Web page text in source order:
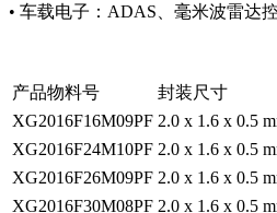
• 车载电子：ADAS、毫米波雷达
产品物料号 封装尺寸
XG2016F16M09PF 2.0 x 1.6 x 0.5
XG2016F24M10PF 2.0 x 1.6 x 0.5
XG2016F26M09PF 2.0 x 1.6 x 0.5
XG2016F30M08PF 2.0 x 1.6 x 0.5